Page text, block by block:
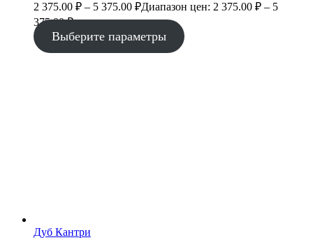
2 375.00 ₽ – 5 375.00 ₽Диапазон цен: 2 375.00 ₽ – 5
375.00 ₽
Выберите параметры
Дуб Кантри